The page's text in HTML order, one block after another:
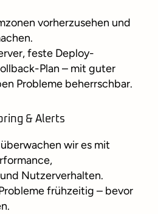
vorherzusehen und
feste Deploy-
Plan – mit guter
Probleme beherrschbar.
& Alerts
wir es mit
Nutzerverhalten.
frühzeitig – bevor